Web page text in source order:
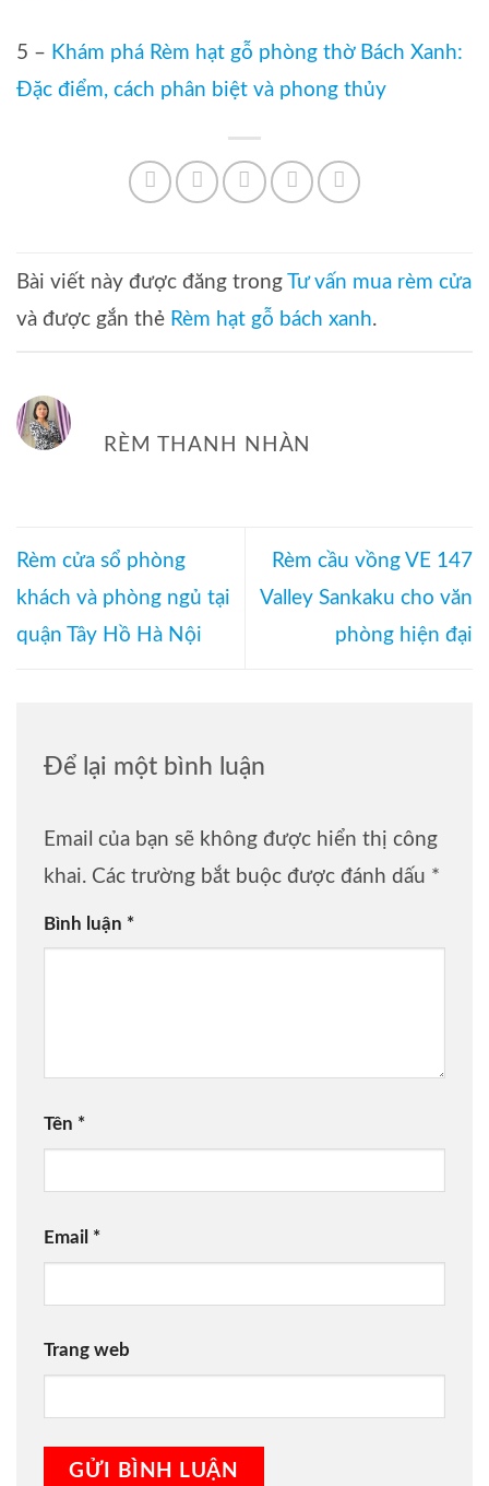
5 – Khám phá Rèm hạt gỗ phòng thờ Bách Xanh:
Đặc điểm, cách phân biệt và phong thủy
Bài viết này được đăng trong Tư vấn mua rèm cửa
và được gắn thẻ Rèm hạt gỗ bách xanh.
RÈM THANH NHÀN
Rèm cửa sổ phòng
khách và phòng ngủ tại
quận Tây Hồ Hà Nội
Rèm cầu vồng VE 147
Valley Sankaku cho văn
phòng hiện đại
Để lại một bình luận
Email của bạn sẽ không được hiển thị công
khai. Các trường bắt buộc được đánh dấu *
Bình luận *
Tên *
Email *
Trang web